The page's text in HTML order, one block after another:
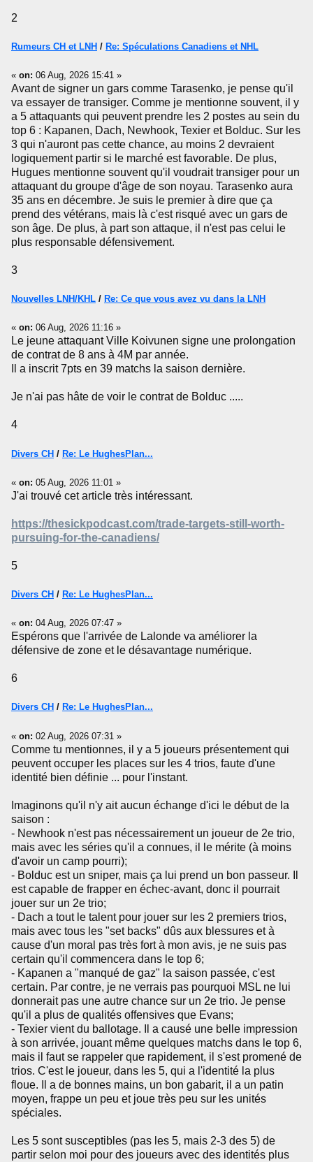
2
Rumeurs CH et LNH / Re: Spéculations Canadiens et NHL
« on: 06 Aug, 2026 15:41 »
Avant de signer un gars comme Tarasenko, je pense qu'il
va essayer de transiger. Comme je mentionne souvent, il y
a 5 attaquants qui peuvent prendre les 2 postes au sein du
top 6 : Kapanen, Dach, Newhook, Texier et Bolduc. Sur les
3 qui n'auront pas cette chance, au moins 2 devraient
logiquement partir si le marché est favorable. De plus,
Hugues mentionne souvent qu'il voudrait transiger pour un
attaquant du groupe d'âge de son noyau. Tarasenko aura
35 ans en décembre. Je suis le premier à dire que ça
prend des vétérans, mais là c'est risqué avec un gars de
son âge. De plus, à part son attaque, il n'est pas celui le
plus responsable défensivement.
3
Nouvelles LNH/KHL / Re: Ce que vous avez vu dans la LNH
« on: 06 Aug, 2026 11:16 »
Le jeune attaquant Ville Koivunen signe une prolongation
de contrat de 8 ans à 4M par année.
Il a inscrit 7pts en 39 matchs la saison dernière.
Je n'ai pas hâte de voir le contrat de Bolduc .....
4
Divers CH / Re: Le HughesPlan...
« on: 05 Aug, 2026 11:01 »
J'ai trouvé cet article très intéressant.
https://thesickpodcast.com/trade-targets-still-worth-
pursuing-for-the-canadiens/
5
Divers CH / Re: Le HughesPlan...
« on: 04 Aug, 2026 07:47 »
Espérons que l'arrivée de Lalonde va améliorer la
défensive de zone et le désavantage numérique.
6
Divers CH / Re: Le HughesPlan...
« on: 02 Aug, 2026 07:31 »
Comme tu mentionnes, il y a 5 joueurs présentement qui
peuvent occuper les places sur les 4 trios, faute d'une
identité bien définie ... pour l'instant.
Imaginons qu'il n'y ait aucun échange d'ici le début de la
saison :
- Newhook n'est pas nécessairement un joueur de 2e trio,
mais avec les séries qu'il a connues, il le mérite (à moins
d'avoir un camp pourri);
- Bolduc est un sniper, mais ça lui prend un bon passeur. Il
est capable de frapper en échec-avant, donc il pourrait
jouer sur un 2e trio;
- Dach a tout le talent pour jouer sur les 2 premiers trios,
mais avec tous les "set backs" dûs aux blessures et à
cause d'un moral pas très fort à mon avis, je ne suis pas
certain qu'il commencera dans le top 6;
- Kapanen a "manqué de gaz" la saison passée, c'est
certain. Par contre, je ne verrais pas pourquoi MSL ne lui
donnerait pas une autre chance sur un 2e trio. Je pense
qu'il a plus de qualités offensives que Evans;
- Texier vient du ballotage. Il a causé une belle impression
à son arrivée, jouant même quelques matchs dans le top 6,
mais il faut se rappeler que rapidement, il s'est promené de
trios. C'est le joueur, dans les 5, qui a l'identité la plus
floue. Il a de bonnes mains, un bon gabarit, il a un patin
moyen, frappe un peu et joue très peu sur les unités
spéciales.
Les 5 sont susceptibles (pas les 5, mais 2-3 des 5) de
partir selon moi pour des joueurs avec des identités plus